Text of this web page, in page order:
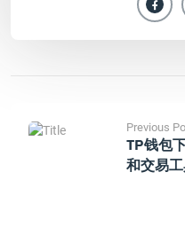
Previous
TP钱包
和交易